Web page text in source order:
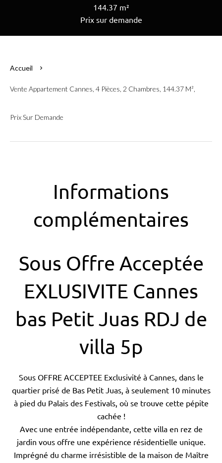
144.37 m²
Prix sur demande
Accueil
Vente Appartement Cannes, 4 Pièces, 2 Chambres, 144.37 M²,
Prix Sur Demande
Informations
complémentaires
Sous Offre Acceptée
EXLUSIVITE Cannes
bas Petit Juas RDJ de
villa 5p
Sous OFFRE ACCEPTEE Exclusivité à Cannes, dans le
quartier prisé de Bas Petit Juas, à seulement 10 minutes
à pied du Palais des Festivals, où se trouve cette pépite
cachée !
Avec une entrée indépendante, cette villa en rez de
jardin vous offre une expérience résidentielle unique.
Imprégné du charme irrésistible de la maison de Maître